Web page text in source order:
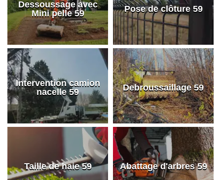
Dessoussage avec
Mini pelle 59
Pose de clôture 59
Intervention camion
nacelle 59
Debroussaillage 59
Taille de haie 59 Abattage d'arbres 59